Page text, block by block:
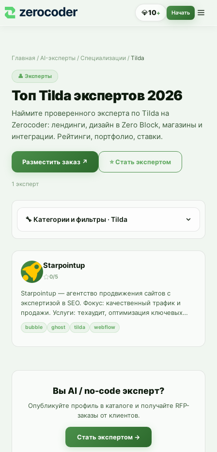
Эксперты по Tilda — нанять специалиста
💎10+ Начать
Главная / AI-эксперты / Специализации / Tilda
👤 Эксперты
Топ Tilda экспертов 2026
Наймите проверенного эксперта по Tilda на
Zerocoder: лендинги, дизайн в Zero Block, магазины и
интеграции. Рейтинги, портфолио, ставки.
Разместить заказ ↗ ⭐Стать экспертом
1 эксперт
🔧 Категории и фильтры · Tilda
Starpointup
0/5
Starpointup — агентство продвижения сайтов с
экспертизой в SEO. Фокус: качественный трафик и
продажи. Услуги: техаудит, оптимизация ключевых…
bubble ghost tilda webflow
Вы AI / no-code эксперт?
Опубликуйте профиль в каталоге и получайте RFP-
заказы от клиентов.
Стать экспертом →